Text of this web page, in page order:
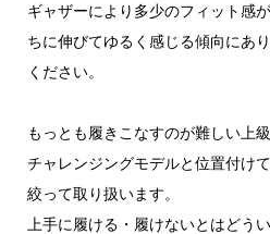
ギャザーにより多少のフィット感
ちに伸びてゆるく感じる傾向にあ
ください。
もっとも履きこなすのが難しい上
チャレンジングモデルと位置付け
絞って取り扱います。
上手に履ける・履けないとはどう